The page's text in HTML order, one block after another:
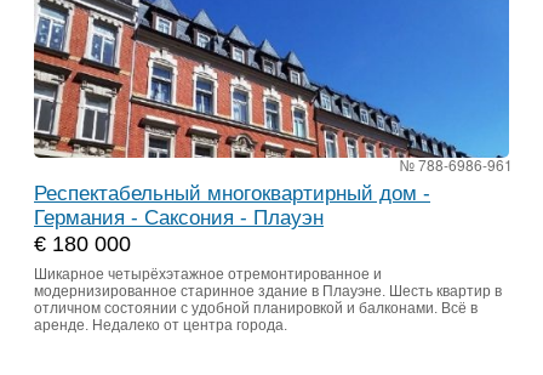
№ 788-6986-961
Респектабельный многоквартирный дом -
Германия - Саксония - Плауэн
€ 180 000
Шикарное четырёхэтажное отремонтированное и
модернизированное старинное здание в Плауэне. Шесть квартир в
отличном состоянии с удобной планировкой и балконами. Всё в
аренде. Недалеко от центра города.